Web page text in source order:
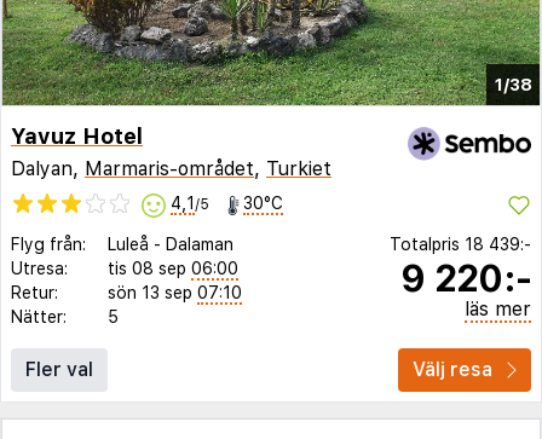
1/38
Yavuz Hotel
Dalyan, Marmaris-området, Turkiet
4,1 /5 30°C
Flyg från: Luleå - Dalaman
Utresa:
tis 08 sep 06:00
Retur:
sön 13 sep 07:10
Nätter:
5
Totalpris 18 439:-
9 220:-
läs mer
Fler val Välj resa